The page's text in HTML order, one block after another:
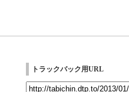
トラックバック用URL